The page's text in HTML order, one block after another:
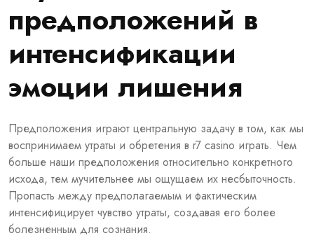
предположений в
интенсификации
эмоции лишения
Предположения играют центральную задачу в том, как мы
воспринимаем утраты и обретения в r7 casino играть. Чем
больше наши предположения относительно конкретного
исхода, тем мучительнее мы ощущаем их несбыточность.
Пропасть между предполагаемым и фактическим
интенсифицирует чувство утраты, создавая его более
болезненным для сознания.